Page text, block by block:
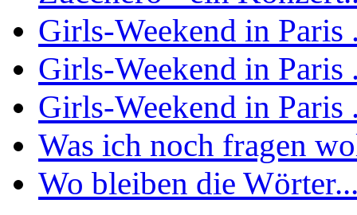
Girls-Weekend in Paris
Girls-Weekend in Paris
Girls-Weekend in Paris
Was ich noch fragen
Wo bleiben die